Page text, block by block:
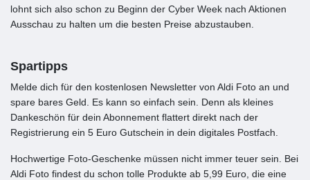
lohnt sich also schon zu Beginn der Cyber Week nach Aktionen
Ausschau zu halten um die besten Preise abzustauben.
Spartipps
Melde dich für den kostenlosen Newsletter von Aldi Foto an und
spare bares Geld. Es kann so einfach sein. Denn als kleines
Dankeschön für dein Abonnement flattert direkt nach der
Registrierung ein 5 Euro Gutschein in dein digitales Postfach.
Hochwertige Foto-Geschenke müssen nicht immer teuer sein. Bei
Aldi Foto findest du schon tolle Produkte ab 5,99 Euro, die eine